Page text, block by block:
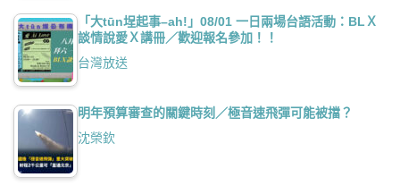
「大tūn埕起事–ah!」08/01 一日兩場台語活動：BLＸ
談情說愛Ｘ講冊／歡迎報名參加！！
台灣放送
明年預算審查的關鍵時刻／極音速飛彈可能被擋？
沈榮欽